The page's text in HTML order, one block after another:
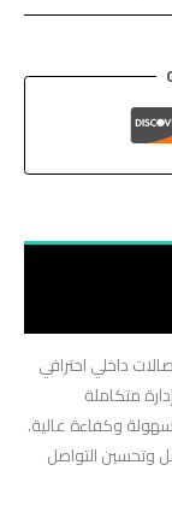
داخلي احترافي
متكاملة
وكفاءة عالية.
وتحسين التواصل